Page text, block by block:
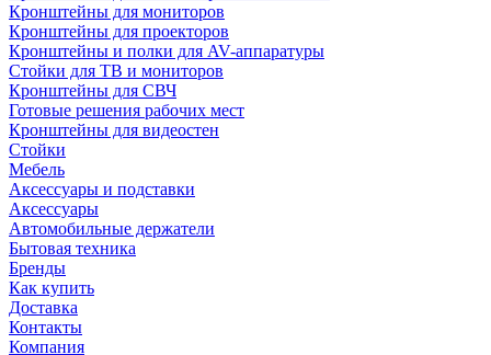
Кронштейны для мониторов
Кронштейны для проекторов
Кронштейны и полки для AV-аппаратуры
Стойки для ТВ и мониторов
Кронштейны для СВЧ
Готовые решения рабочих мест
Кронштейны для видеостен
Стойки
Мебель
Аксессуары и подставки
Аксессуары
Автомобильные держатели
Бытовая техника
Бренды
Как купить
Доставка
Контакты
Компания